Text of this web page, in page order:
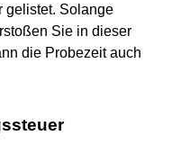
gelistet. Solange
Sie in dieser
die Probezeit auch